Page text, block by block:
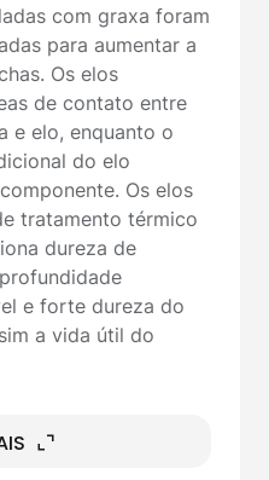
com graxa foram
para aumentar a
Os elos
de contato entre
e elo, enquanto o
do elo
Os elos
tratamento térmico
dureza de
e forte dureza do
a vida útil do